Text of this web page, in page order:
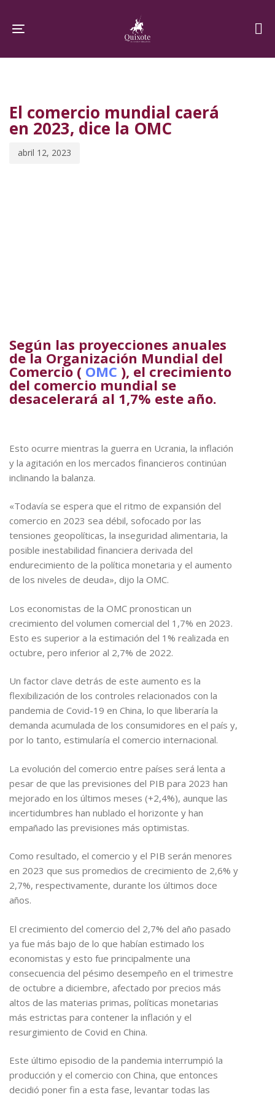
links
content
Toggle navigation
El comercio mundial caerá
en 2023, dice la OMC
abril 12, 2023
Según las proyecciones anuales
de la Organización Mundial del
Comercio ( OMC ), el crecimiento
del comercio mundial se
desacelerará al 1,7% este año.
Esto ocurre mientras la guerra en Ucrania, la inflación
y la agitación en los mercados financieros continúan
inclinando la balanza.
«Todavía se espera que el ritmo de expansión del
comercio en 2023 sea débil, sofocado por las
tensiones geopolíticas, la inseguridad alimentaria, la
posible inestabilidad financiera derivada del
endurecimiento de la política monetaria y el aumento
de los niveles de deuda», dijo la OMC.
Los economistas de la OMC pronostican un
crecimiento del volumen comercial del 1,7% en 2023.
Esto es superior a la estimación del 1% realizada en
octubre, pero inferior al 2,7% de 2022.
Un factor clave detrás de este aumento es la
flexibilización de los controles relacionados con la
pandemia de Covid-19 en China, lo que liberaría la
demanda acumulada de los consumidores en el país y,
por lo tanto, estimularía el comercio internacional.
La evolución del comercio entre países será lenta a
pesar de que las previsiones del PIB para 2023 han
mejorado en los últimos meses (+2,4%), aunque las
incertidumbres han nublado el horizonte y han
empañado las previsiones más optimistas.
Como resultado, el comercio y el PIB serán menores
en 2023 que sus promedios de crecimiento de 2,6% y
2,7%, respectivamente, durante los últimos doce
años.
El crecimiento del comercio del 2,7% del año pasado
ya fue más bajo de lo que habían estimado los
economistas y esto fue principalmente una
consecuencia del pésimo desempeño en el trimestre
de octubre a diciembre, afectado por precios más
altos de las materias primas, políticas monetarias
más estrictas para contener la inflación y el
resurgimiento de Covid en China.
Este último episodio de la pandemia interrumpió la
producción y el comercio con China, que entonces
decidió poner fin a esta fase, levantar todas las